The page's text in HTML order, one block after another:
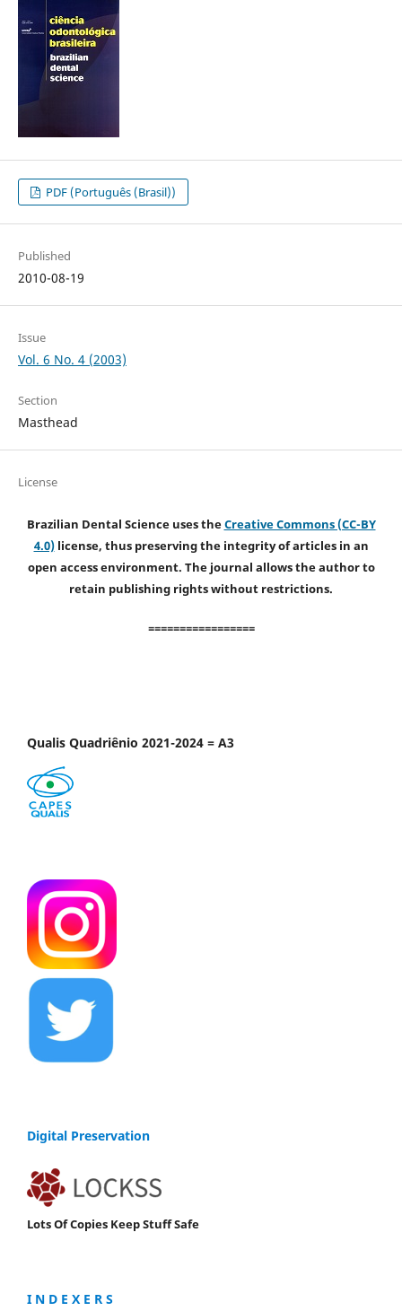
PDF (Português (Brasil))
Published
2010-08-19
Issue
Vol. 6 No. 4 (2003)
Section
Masthead
License
Brazilian Dental Science uses theCreative Commons (CC-BY
4.0)license, thus preserving the integrity of articles in an
open access environment. The journal allows the author to
retain publishing rights without restrictions.
=================
Qualis Quadriênio 2021-2024 = A3
Digital Preservation
Lots Of Copies Keep Stuff Safe
I N D E X E R S